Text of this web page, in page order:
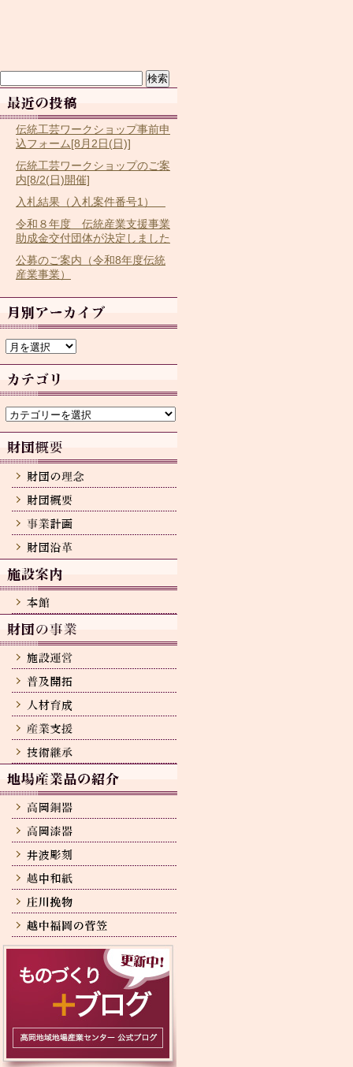
索:
伝統工芸ワークショップ事前申
込フォーム[8月2日(日)]
伝統工芸ワークショップのご案
内[8/2(日)開催]
入札結果（入札案件番号1）
令和８年度 伝統産業支援事業
助成金交付団体が決定しました
公募のご案内（令和8年度伝統
産業事業）
ー
カ
イ
ブ
ゴ
リ
ー